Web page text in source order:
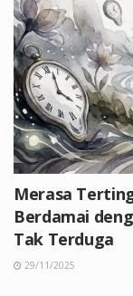
Merasa
Berdamai
Tak Terduga
29/11/2025